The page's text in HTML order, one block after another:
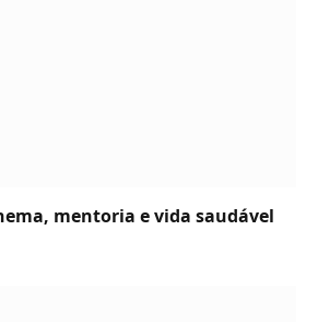
mentoria e vida saudável